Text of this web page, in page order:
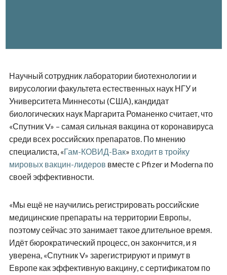
Научный сотрудник лаборатории биотехнологии и
вирусологии факультета естественных наук НГУ и
Университета Миннесоты (США), кандидат
биологических наук Маргарита Романенко считает, что
«Спутник V» – самая сильная вакцина от коронавируса
среди всех российских препаратов. По мнению
специалиста, «Гам-КОВИД-Вак» входит в тройку
мировых вакцин-лидеров вместе с Pfizer и Moderna по
своей эффективности.
«Мы ещё не научились регистрировать российские
медицинские препараты на территории Европы,
поэтому сейчас это занимает такое длительное время.
Идёт бюрократический процесс, он закончится, и я
уверена, «Спутник V» зарегистрируют и примут в
Европе как эффективную вакцину, с сертификатом по